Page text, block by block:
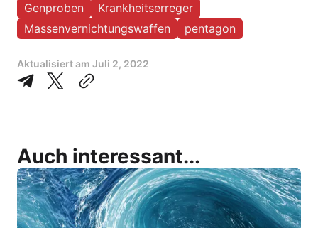
Genproben
Krankheitserreger
Massenvernichtungswaffen
pentagon
Aktualisiert am Juli 2, 2022
Auch interessant...